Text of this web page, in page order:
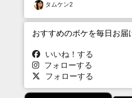
タムケン2
おすすめのボケを毎日お届
いいね！する
フォローする
フォローする